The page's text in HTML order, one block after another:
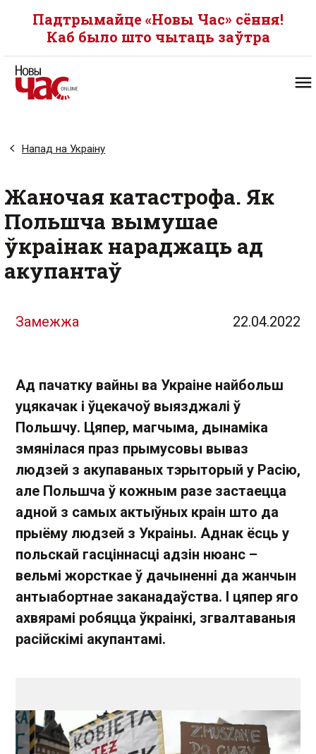
Падтрымайце «Новы Час» сёння!
Каб было што чытаць заўтра
Напад на Украіну
Жаночая катастрофа. Як
Польшча вымушае
ўкраінак нараджаць ад
акупантаў
Замежжа 22.04.2022
Ад пачатку вайны ва Украіне найбольш
уцякачак і ўцекачоў выязджалі ў
Польшчу. Цяпер, магчыма, дынаміка
змянілася праз прымусовы вываз
людзей з акупаваных тэрыторый у Расію,
але Польшча ў кожным разе застаецца
адной з самых актыўных краін што да
прыёму людзей з Украіны. Аднак ёсць у
польскай гасціннасці адзін нюанс –
вельмі жорсткае ў дачыненні да жанчын
антыабортнае заканадаўства. І цяпер яго
ахвярамі робяцца ўкраінкі, згвалтаваныя
расійскімі акупантамі.